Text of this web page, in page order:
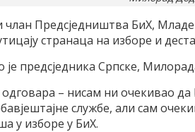
члан Предсједништва БиХ,
странаца на изборе и
је предсједника Српске,
– нисам ни очекивао да
службе, али сам
у изборе у БиХ.